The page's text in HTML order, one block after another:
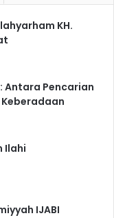
KH.
Antara Pencarian
Ilahi
IJABI